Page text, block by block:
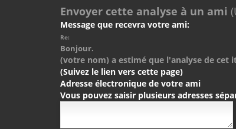
Envoyer cette analyse à un ami
Message que recevra votre ami:
Re:
Bonjour.
(votre nom) a estimé que l'analyse de cet
(Suivez le lien vers cette page)
Adresse électronique de votre ami
Vous pouvez saisir plusieurs adresses